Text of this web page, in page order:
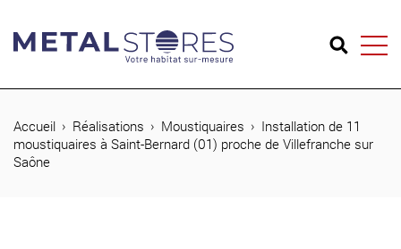
04 74 65 26 73
Accueil Réalisations Moustiquaires
Installation de 11
moustiquaires à Saint-Bernard (01) proche de Villefranche sur
Saône